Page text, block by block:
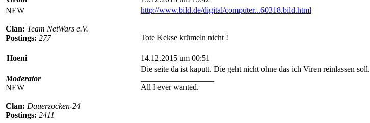
NEW
Clan: Team NetWars e.V.
Postings: 277
http://www.bild.de/digital/computer...60318.bild.html
Tote Kekse krümeln nicht !
Hoeni 14.12.2015 um 00:51
Moderator
NEW
Clan: Dauerzocken-24
Postings: 2411
Die seite da ist kaputt. Die geht nicht ohne das ich Viren reinlassen soll.
All I ever wanted.